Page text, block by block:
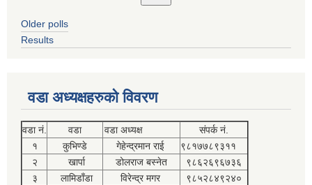
Older polls
Results
वडा अध्यक्षहरुको विवरण
वडा नं. वडा वडा अध्यक्ष
संपर्क नं.
१
कुभिण्डे गेहेन्द्रमान राई
९८१७७८९३११
२
खार्पा डोलराज बस्नेत
९८६२६९६७३६
३
लामिडाँडा विरेन्द्र मगर
९८५२८४९२४०